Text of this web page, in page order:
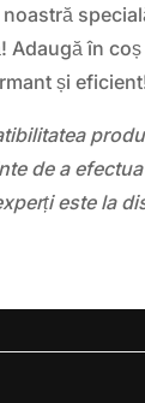
Adaugă în
și
de a
este la